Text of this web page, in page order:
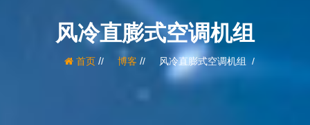
风冷直膨式空调机组
首页/ 博客 / 风冷直膨式空调机组